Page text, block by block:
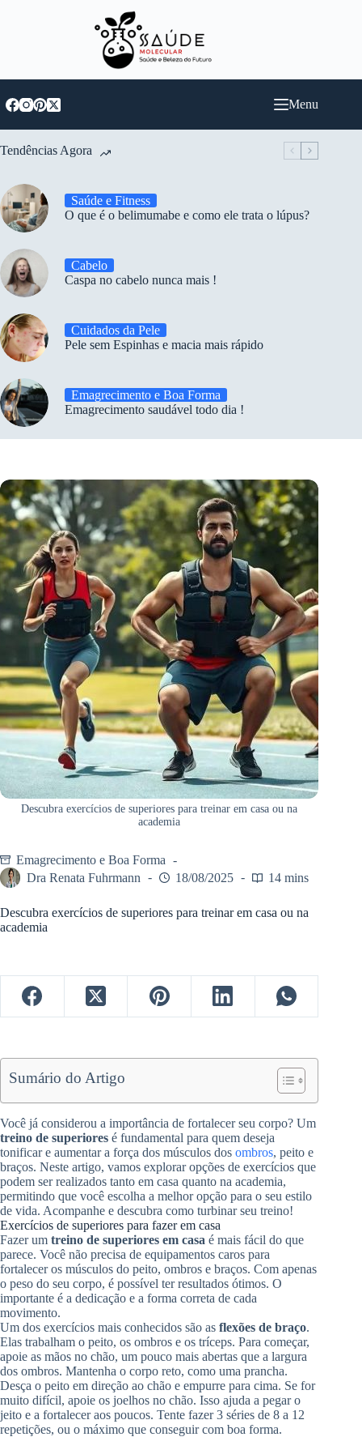
Menu
Tendências Agora
Saúde e Fitness
O que é o belimumabe e como ele trata o lúpus?
Cabelo
Caspa no cabelo nunca mais !
Cuidados da Pele
Pele sem Espinhas e macia mais rápido
Emagrecimento e Boa Forma
Emagrecimento saudável todo dia !
Descubra exercícios de superiores para treinar em casa ou na
academia
Emagrecimento e Boa Forma
Dra Renata Fuhrmann
18/08/2025 14 mins
Descubra exercícios de superiores para treinar em casa ou na
academia
Sumário do Artigo
Você já considerou a importância de fortalecer seu corpo? Um
treino de superiores é fundamental para quem deseja
tonificar e aumentar a força dos músculos dos ombros, peito e
braços. Neste artigo, vamos explorar opções de exercícios que
podem ser realizados tanto em casa quanto na academia,
permitindo que você escolha a melhor opção para o seu estilo
de vida. Acompanhe e descubra como turbinar seu treino!
Exercícios de superiores para fazer em casa
Fazer um treino de superiores em casa é mais fácil do que
parece. Você não precisa de equipamentos caros para
fortalecer os músculos do peito, ombros e braços. Com apenas
o peso do seu corpo, é possível ter resultados ótimos. O
importante é a dedicação e a forma correta de cada
movimento.
Um dos exercícios mais conhecidos são as flexões de braço.
Elas trabalham o peito, os ombros e os tríceps. Para começar,
apoie as mãos no chão, um pouco mais abertas que a largura
dos ombros. Mantenha o corpo reto, como uma prancha.
Desça o peito em direção ao chão e empurre para cima. Se for
muito difícil, apoie os joelhos no chão. Isso ajuda a pegar o
jeito e a fortalecer aos poucos. Tente fazer 3 séries de 8 a 12
repetições, ou o máximo que conseguir com boa forma.